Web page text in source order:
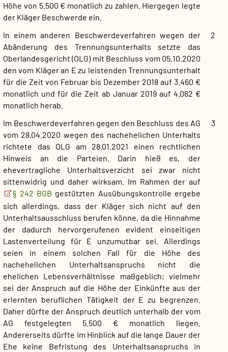
Höhe von 5.500 € monatlich zu zahlen. Hiergegen legte
der Kläger Beschwerde ein.
2
In einem anderen Beschwerdeverfahren wegen der
Abänderung des Trennungsunterhalts setzte das
Oberlandesgericht (OLG) mit Beschluss vom 05.10.2020
den vom Kläger an E zu leistenden Trennungsunterhalt
für die Zeit von Februar bis Dezember 2018 auf 3.460 €
monatlich und für die Zeit ab Januar 2019 auf 4.062 €
monatlich herab.
3
Im Beschwerdeverfahren gegen den Beschluss des AG
vom 28.04.2020 wegen des nachehelichen Unterhalts
richtete das OLG am 28.01.2021 einen rechtlichen
Hinweis an die Parteien. Darin hieß es, der
ehevertragliche Unterhaltsverzicht sei zwar nicht
sittenwidrig und daher wirksam. Im Rahmen der auf
§ 242 BGB gestützten Ausübungskontrolle ergebe
sich allerdings, dass der Kläger sich nicht auf den
Unterhaltsausschluss berufen könne, da die Hinnahme
der dadurch hervorgerufenen evident einseitigen
Lastenverteilung für E unzumutbar sei. Allerdings
seien in einem solchen Fall für die Höhe des
nachehelichen Unterhaltsanspruchs nicht die
ehelichen Lebensverhältnisse maßgeblich; vielmehr
sei der Anspruch auf die Höhe der Einkünfte aus der
erlernten beruflichen Tätigkeit der E zu begrenzen.
Daher dürfte der Anspruch deutlich unterhalb der vom
AG festgelegten 5.500 € monatlich liegen.
Andererseits dürfte im Hinblick auf die lange Dauer der
Ehe keine Befristung des Unterhaltsanspruchs in